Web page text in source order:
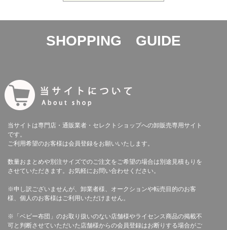
SHOPPING GUIDE
当サイトは専門店・通販業者・セレクトショップへの卸販売専用サイト
です。
ご利用希望のお客様は会員登録をお願いいたします。
数量おまとめや別注サイズでのご注文をご希望の場合は別途見積もりを
させていただきます。お気軽にお問い合わせください。
※申し訳ございませんが、卸業者様、オークションや転売目的のお客
様、個人のお客様はご利用いただけません。
※「ベビー布団」のお取り扱いのない店舗様やライセンス商品の掲載不
可と判断させていただいた店舗様からの会員登録はお断りする場合がご